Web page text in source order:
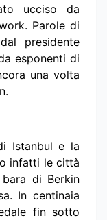
ucciso da
Parole di
presidente
esponenti di
una volta
Istanbul e la
infatti le città
di Berkin
In centinaia
fin sotto